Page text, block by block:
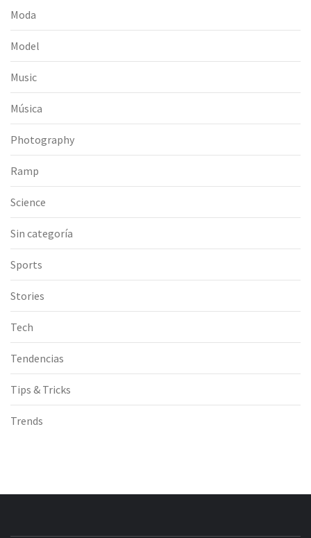
Moda
Model
Music
Música
Photography
Ramp
Science
Sin categoría
Sports
Stories
Tech
Tendencias
Tips & Tricks
Trends